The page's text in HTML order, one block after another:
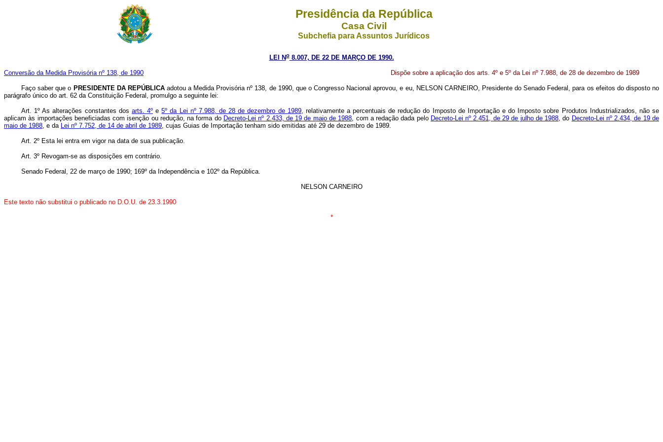
Presidência da República
Casa Civil
Subchefia para Assuntos Jurídicos
LEI No8.007, DE 22 DE MARÇO DE 1990.
Conversão da Medida Provisória nº 138, de 1990 Dispõe sobre a aplicação dos arts. 4º e 5º da Lei nº 7.988, de 28 de dezembro de 1989
Faço saber que o PRESIDENTE DA REPÚBLICAadotou a Medida Provisória nº 138, de 1990, que o Congresso Nacional aprovou, e eu, NELSON CARNEIRO, Presidente do Senado Federal, para os efeitos do disposto no
parágrafo único do art. 62 da Constituição Federal, promulgo a seguinte lei:
Art. 1º As alterações constantes dos arts. 4ºe5º da Lei nº 7.988, de 28 de dezembro de 1989, relativamente a percentuais de redução do Imposto de Importação e do Imposto sobre Produtos Industrializados, não se
aplicam às importações beneficiadas com isenção ou redução, na forma do Decreto-Lei nº 2.433, de 19 de maio de 1988, com a redação dada pelo Decreto-Lei nº 2.451, de 29 de julho de 1988, do Decreto-Lei nº 2.434, de 19 de
maio de 1988, e da Lei nº 7.752, de 14 de abril de 1989, cujas Guias de Importação tenham sido emitidas até 29 de dezembro de 1989.
Art. 2º Esta lei entra em vigor na data de sua publicação.
Art. 3º Revogam-se as disposições em contrário.
Senado Federal, 22 de março de 1990; 169º da Independência e 102º da República.
NELSON CARNEIRO
Este texto não substitui o publicado no D.O.U. de 23.3.1990
*